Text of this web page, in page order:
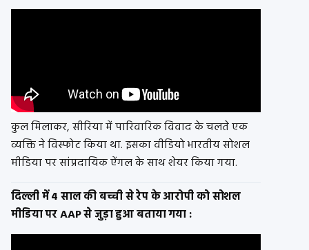
कुल मिलाकर, सीरिया में पारिवारिक विवाद के चलते एक
व्यक्ति ने विस्फोट किया था. इसका वीडियो भारतीय सोशल
मीडिया पर सांप्रदायिक ऐंगल के साथ शेयर किया गया.
दिल्ली में 4 साल की बच्ची से रेप के आरोपी को सोशल
मीडिया पर AAP से जुड़ा हुआ बताया गया :